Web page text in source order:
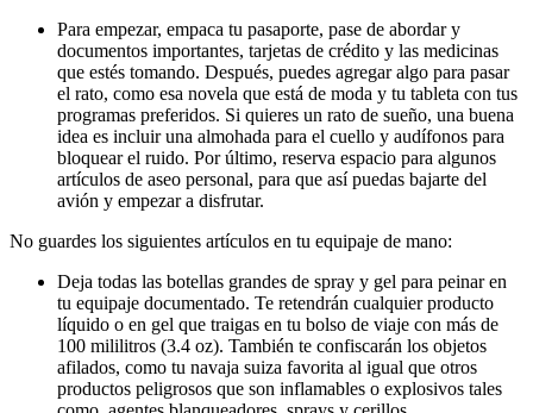
Para empezar, empaca tu pasaporte, pase de abordar y
documentos importantes, tarjetas de crédito y las medicinas
que estés tomando. Después, puedes agregar algo para pasar
el rato, como esa novela que está de moda y tu tableta con tus
programas preferidos. Si quieres un rato de sueño, una buena
idea es incluir una almohada para el cuello y audífonos para
bloquear el ruido. Por último, reserva espacio para algunos
artículos de aseo personal, para que así puedas bajarte del
avión y empezar a disfrutar.
No guardes los siguientes artículos en tu equipaje de mano:
Deja todas las botellas grandes de spray y gel para peinar en
tu equipaje documentado. Te retendrán cualquier producto
líquido o en gel que traigas en tu bolso de viaje con más de
100 mililitros (3.4 oz). También te confiscarán los objetos
afilados, como tu navaja suiza favorita al igual que otros
productos peligrosos que son inflamables o explosivos tales